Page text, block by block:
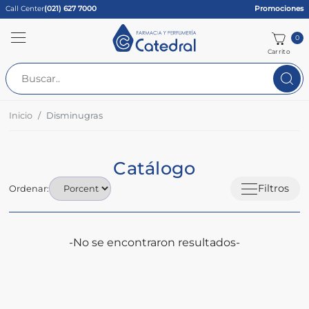
Call Center(021) 627 7000 Promociones
Carrito
0
Inicio Disminugras
Catálogo
Filtros
Ordenar:
-No se encontraron resultados-